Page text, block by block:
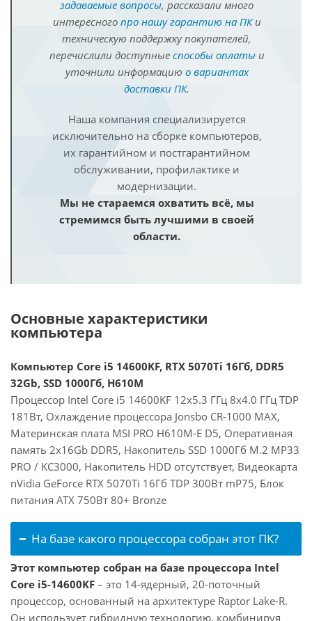
задаваемые вопросы, рассказали много
интересного про нашу гарантию на ПКи
техническую поддержку покупателей,
перечислили доступные способы оплатыи
уточнили информацию о вариантах
доставки ПК.
Наша компания специализируется
исключительно на сборке компьютеров,
их гарантийном и постгарантийном
обслуживании, профилактике и
модернизации.
Мы не стараемся охватить всё, мы
стремимся быть лучшими в своей
области.
Основные характеристики
компьютера
Компьютер Core i5 14600KF, RTX 5070Ti 16Гб, DDR5
32Gb, SSD 1000Гб, H610M
Процессор Intel Core i5 14600KF 12x5.3 ГГц 8x4.0 ГГц TDP
181Вт, Охлаждение процессора Jonsbo CR-1000 MAX,
Материнская плата MSI PRO H610M-E D5, Оперативная
память 2x16Gb DDR5, Накопитель SSD 1000Гб M.2 MP33
PRO / KC3000, Накопитель HDD отсутствует, Видеокарта
nVidia GeForce RTX 5070Ti 16Гб TDP 300Вт mP75, Блок
питания ATX 750Вт 80+ Bronze
На базе какого процессора собран этот ПК?
Этот компьютер собран на базе процессора Intel
Core i5-14600KF – это 14-ядерный, 20-поточный
процессор, основанный на архитектуре Raptor Lake-R.
Он использует гибридную технологию, комбинируя